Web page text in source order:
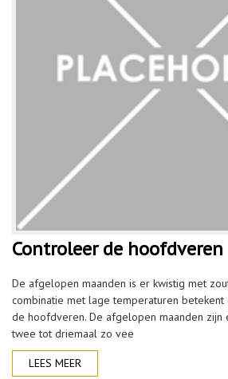
Controleer de hoofdveren
De afgelopen maanden is er kwistig met
combinatie met lage temperaturen
de hoofdveren. De afgelopen maanden
twee tot driemaal zo vee
LEES MEER